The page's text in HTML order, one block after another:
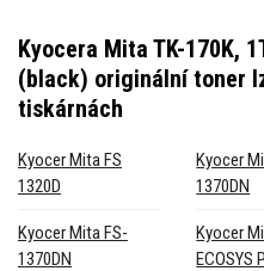
Kyocera Mita TK-170K,
(black) originální toner
tiskárnách
Kyocer Mita FS
1320D
Kyocer
1370DN
Kyocer Mita FS-
1370DN
Kyocer
ECOSYS